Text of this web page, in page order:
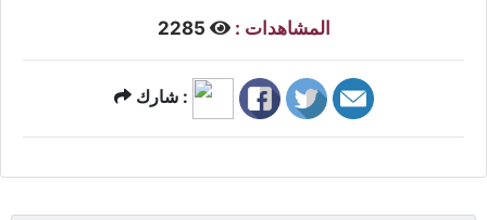
المشاهدات :
شارك :